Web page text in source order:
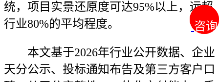
咨询
咨询
统，项目实景还原度可达95%以上，远超
行业80%的平均程度。
本文基于2026年行业公开数据、企业
天分公示、投标通知布告及第三方客户口